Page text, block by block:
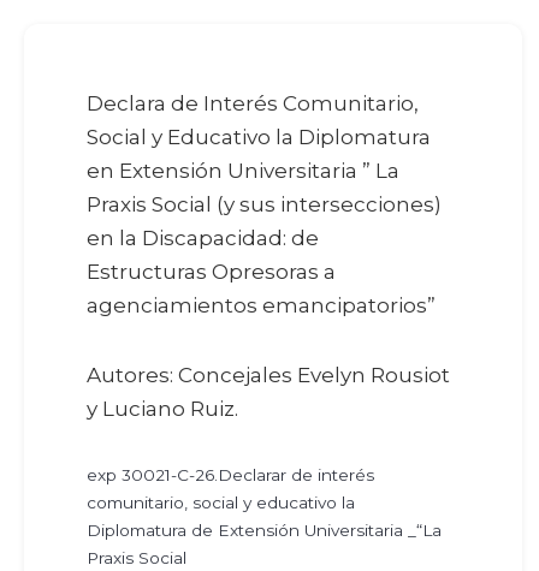
Declara de Interés Comunitario,
Social y Educativo la Diplomatura
en Extensión Universitaria ” La
Praxis Social (y sus intersecciones)
en la Discapacidad: de
Estructuras Opresoras a
agenciamientos emancipatorios”
Autores: Concejales Evelyn Rousiot
y Luciano Ruiz.
exp 30021-C-26.Declarar de interés
comunitario, social y educativo la
Diplomatura de Extensión Universitaria _“La
Praxis Social